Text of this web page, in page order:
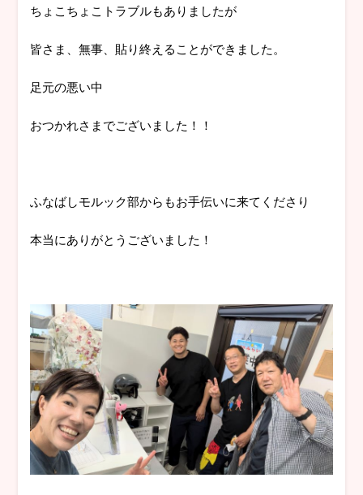
ちょこちょこトラブルもありましたが
皆さま、無事、貼り終えることができました。
足元の悪い中
おつかれさまでございました！！
ふなばしモルック部からもお手伝いに来てくださり
本当にありがとうございました！